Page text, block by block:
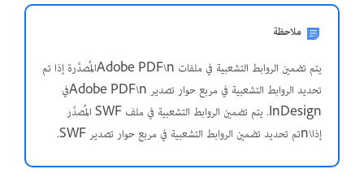
ملاحظة
يتم تضمين الروابط التشعبية في ملفات Adobe PDF\nالمُصدَّرة إذا تم
تحديد الروابط التشعبية في مربع حوار تصدير Adobe PDF\nفي
InDesign. يتم تضمين الروابط التشعبية في ملف SWF المُصدَّر
إذا\nتم تحديد تضمين الروابط التشعبية في مربع حوار تصدير SWF.